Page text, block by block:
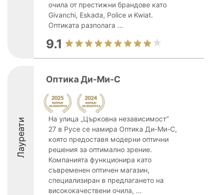
очила от престижни брандове като
Givanchi, Eskada, Police и Kwiat.
Оптиката разполага ...
9.1
Лауреати
Оптика Ди-Ми-С
На улица „Църковна независимост“
27 в Русе се намира Оптика Ди-Ми-С,
която предоставя модерни оптични
решения за оптимално зрение.
Компанията функционира като
съвременен оптичен магазин,
специализиран в предлагането на
висококачествени очила, ...